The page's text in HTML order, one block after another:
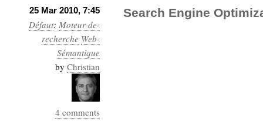
25 Mar 2010, 7:45
Défaut: Moteur-de-
recherche Web-
Sémantique
by Christian
4 comments
Search Engine
Architecture
Ars-
Industrialis
business_model
cinéma
Cloud